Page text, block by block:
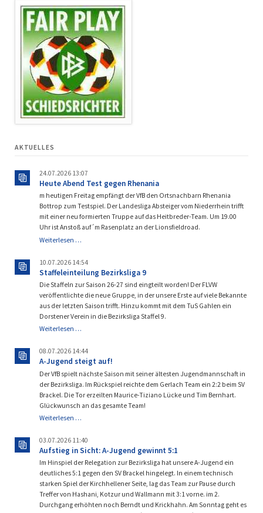
AKTUELLES
24.07.2026 13:07
Heute Abend Test gegen Rhenania
m heutigen Freitag empfängt der VfB den Ortsnachbarn Rhenania
Bottrop zum Testspiel. Der Landesliga Absteiger vom Niederrhein trifft
mit einer neu formierten Truppe auf das Heitbreder-Team. Um 19.00
Uhr ist Anstoß auf´m Rasenplatz an der Lionsfieldroad.
Weiterlesen …
Test
gegen
Rhenania
10.07.2026 14:54
Staffeleinteilung Bezirksliga 9
Die Staffeln zur Saison 26-27 sind eingteilt worden! Der FLVW
veröffentlichte die neue Gruppe, in der unsere Erste auf viele Bekannte
aus der letzten Saison trifft. Hinzu kommt mit dem TuS Gahlen ein
Dorstener Verein in die Bezirksliga Staffel 9.
Weiterlesen …Staffeleinteilung
9
08.07.2026 14:44
A-Jugend steigt auf!
Der VfB spielt nächste Saison mit seiner ältesten Jugendmannschaft in
der Bezirksliga. Im Rückspiel reichte dem Gerlach Team ein 2:2 beim SV
Brackel. Die Tor erzeilten Maurice-Tiziano Lücke und Tim Bernhart.
Glückwunsch an das gesamte Team!
Weiterlesen …A-
steigt
auf!
03.07.2026 11:40
Aufstieg in Sicht: A-Jugend gewinnt 5:1
Im Hinspiel der Relegation zur Bezirksliga hat unsere A-Jugend ein
deutliches 5:1 gegen den SV Brackel hingelegt. In einem technisch
starken Spiel der Kirchhellener Seite, lag das Team zur Pause durch
Treffer von Hashani, Kotzur und Wallmann mit 3:1 vorne. im 2.
Durchgang erhöhten noch Berndt und Krickhahn. Am Sonntag geht es